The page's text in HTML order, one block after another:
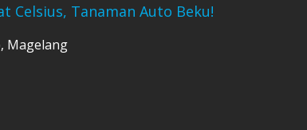
Celsius, Tanaman Auto Beku!
Magelang